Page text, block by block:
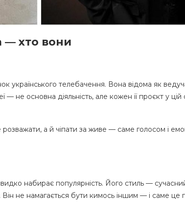
— хто вони
українського телебачення. Вона відома як
не основна діяльність, але кожен її проєкт у цій
а й чіпати за живе — саме голосом і
набирає популярність. Його стиль —
не намагається бути кимось іншим — і саме це